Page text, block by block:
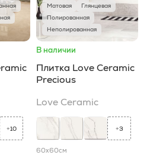
+10
Матовая
Глянцевая
Полированная
Неполированная
В наличии
Плитка Love Ceramic
Precious
Love Ceramic
+3
60x60см